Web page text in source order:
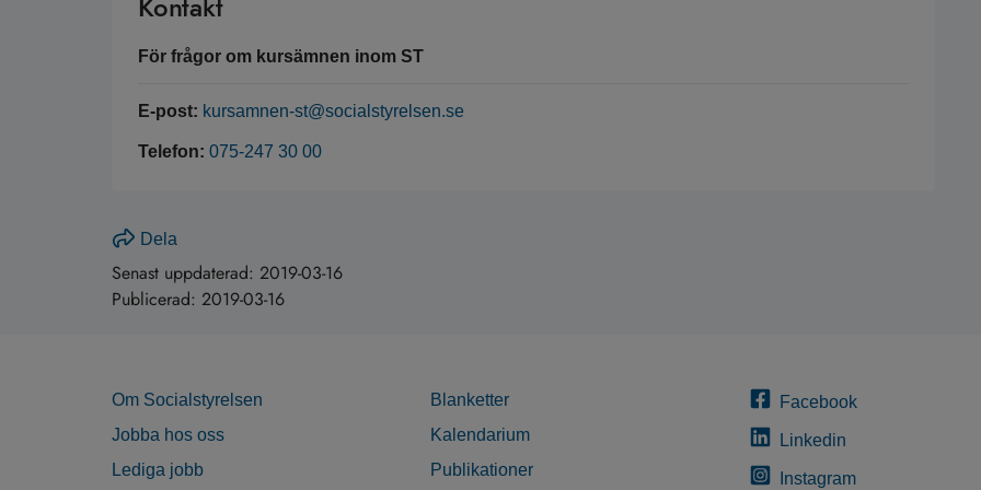
För frågor om kursämnen inom ST
E-post: kursamnen-st@socialstyrelsen.se
Telefon: 075-247 30 00
Dela
Senast uppdaterad: 2019-03-16
Publicerad: 2019-03-16
Om Socialstyrelsen
Jobba hos oss
Lediga jobb
Blanketter
Kalendarium
Publikationer
Facebook
Linkedin
Instagram